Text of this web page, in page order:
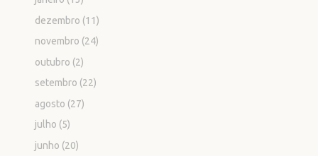
dezembro (11)
novembro (24)
outubro (2)
setembro (22)
agosto (27)
julho (5)
junho (20)